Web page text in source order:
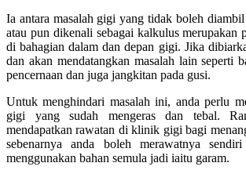
Ia antara masalah gigi yang tidak boleh
atau pun dikenali sebagai kalkulus merupakan
di bahagian dalam dan depan gigi. Jika
dan akan mendatangkan masalah lain seperti
pencernaan dan juga jangkitan pada gusi.
Untuk menghindari masalah ini, anda perlu
gigi yang sudah mengeras dan tebal.
mendapatkan rawatan di klinik gigi bagi
sebenarnya anda boleh merawatnya
menggunakan bahan semula jadi iaitu garam.